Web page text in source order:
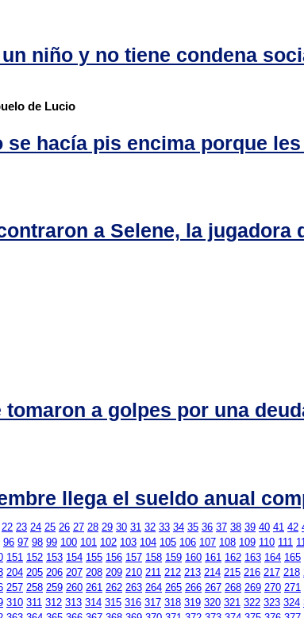
niño y no tiene condena
de Lucio
hacía pis encima porque
a Selene, la jugadora
a golpes por una
llega el sueldo anual
22 23 24 25 26 27 28 29 30 31 32 33 34 35 36 37 38 39 40 41 42
96 97 98 99 100 101 102 103 104 105 106 107 108 109 110 111
151 152 153 154 155 156 157 158 159 160 161 162 163 164 165
204 205 206 207 208 209 210 211 212 213 214 215 216 217 218
257 258 259 260 261 262 263 264 265 266 267 268 269 270 271
310 311 312 313 314 315 316 317 318 319 320 321 322 323 324